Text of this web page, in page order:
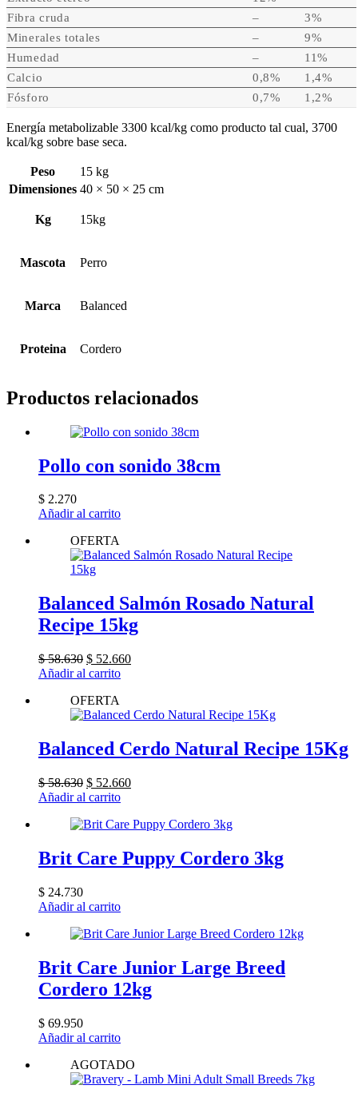
Fibra cruda
–
3%
Minerales totales
–
9%
Humedad
–
11%
Calcio
0,8%
1,4%
Fósforo
0,7% 1,2%
Energía metabolizable 3300 kcal/kg como producto tal cual, 3700
kcal/kg sobre base seca.
Peso
15 kg
Dimensiones 40 × 50 × 25 cm
Kg 15kg
Mascota Perro
Marca Balanced
Proteina Cordero
Productos relacionados
Pollo con sonido 38cm
$ 2.270
Añadir al carrito
OFERTA
Balanced Salmón Rosado Natural
Recipe 15kg
$58.630 El
precio
era:
$ 58.630.
$ 52.660El
$ 52.660.
Añadir al carrito
OFERTA
Balanced Cerdo Natural Recipe 15Kg
$58.630 El
precio
era:
$ 52.660El
es:
Añadir al carrito
Brit Care Puppy Cordero 3kg
$ 24.730
Añadir al carrito
Brit Care Junior Large Breed
Cordero 12kg
$ 69.950
Añadir al carrito
AGOTADO